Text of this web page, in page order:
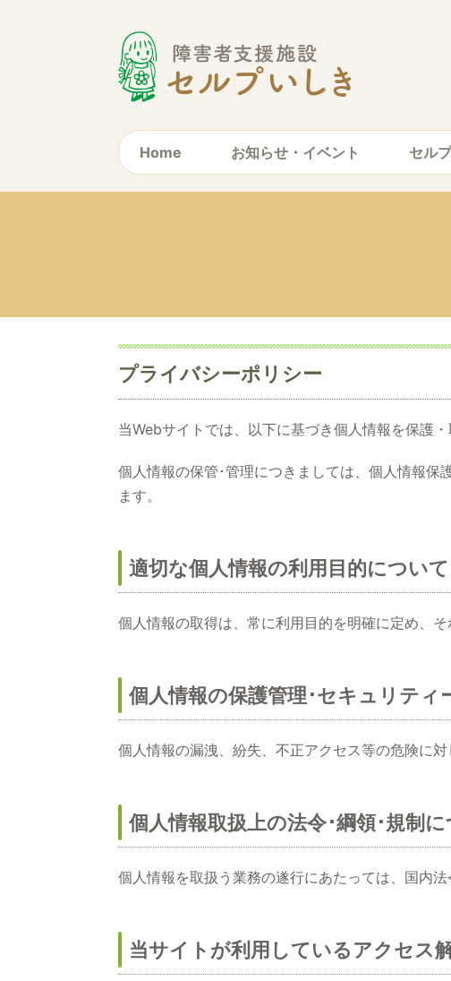
Home お知らせ・イベント セル
プライバシーポリシー
当Webサイトでは、以下に基づき個人情報を保護・
個人情報の保管･管理につきましては、個人情報保
ます。
適切な個人情報の利用目的について
個人情報の取得は、常に利用目的を明確に定め、そ
個人情報の保護管理･セキュリティ
個人情報の漏洩、紛失、不正アクセス等の危険に
個人情報取扱上の法令･綱領･規制
個人情報を取扱う業務の遂行にあたっては、国内
当サイトが利用しているアクセス